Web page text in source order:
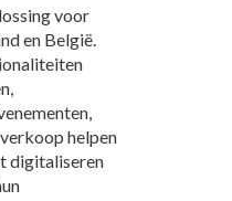
voor
en België.
helpen
digitaliseren